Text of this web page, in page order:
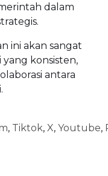
dalam
ini akan sangat
konsisten,
antara
, Tiktok, X, Youtube,